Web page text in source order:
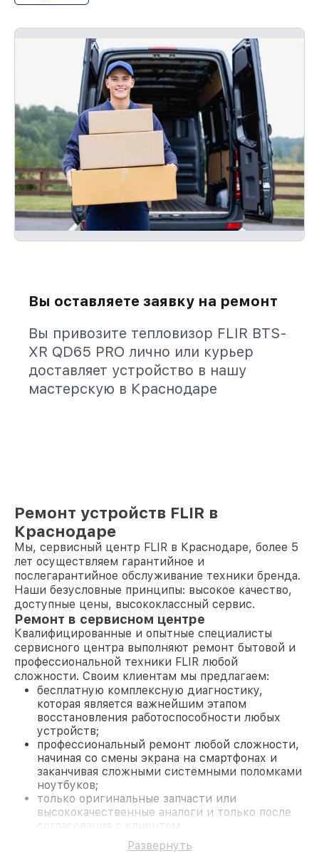
Вы оставляете заявку на ремонт
Вы привозите тепловизор FLIR BTS-
XR QD65 PRO лично или курьер
доставляет устройство в нашу
мастерскую в Краснодаре
Ремонт устройств FLIR в
Краснодаре
Мы, сервисный центр FLIR в Краснодаре, более 5
лет осуществляем гарантийное и
послегарантийное обслуживание техники бренда.
Наши безусловные принципы: высокое качество,
доступные цены, высококлассный сервис.
Ремонт в сервисном центре
Квалифицированные и опытные специалисты
сервисного центра выполняют ремонт бытовой и
профессиональной техники FLIR любой
сложности. Своим клиентам мы предлагаем:
бесплатную комплексную диагностику,
которая является важнейшим этапом
восстановления работоспособности любых
устройств;
профессиональный ремонт любой сложности,
начиная со смены экрана на смартфонах и
заканчивая сложными системными поломками
ноутбуков;
только оригинальные запчасти или
высококачественные аналоги и только после
согласования с клиентом.
На все работы и замененные комплектующие
предоставляется длительная гарантия. В случае
Развернуть